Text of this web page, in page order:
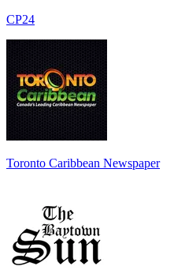
CP24
Toronto Caribbean Newspaper